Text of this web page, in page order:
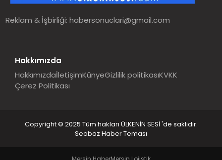
Reklam & İşbirliği:habersonuclari@gmail.com
Hakkımızda
HakkımızdaİletişimKünyeGizlilik politikasıKVKK
Çerez Politikası
Copyright © 2025 Tüm hakları ÜLKENİN SESİ 'de saklıdır.
Seobaz Haber Teması